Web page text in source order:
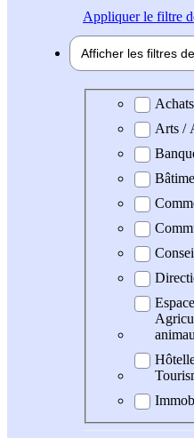
Appliquerle filtre
Afficher les filtres de
Domaine
Arts /